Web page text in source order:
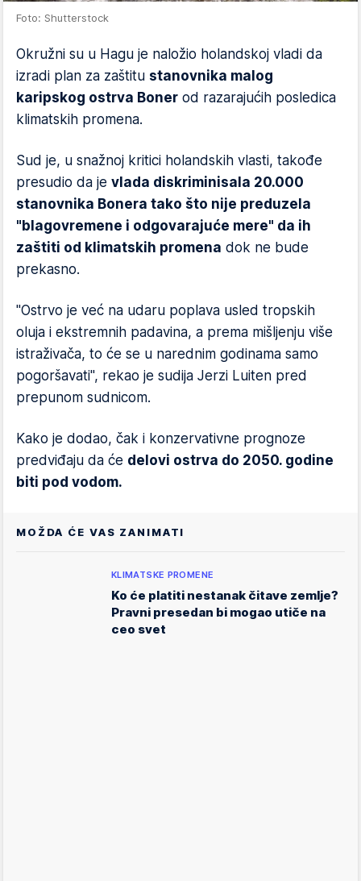
Foto: Shutterstock
Okružni su u Hagu je naložio holandskoj vladi da
izradi plan za zaštitu stanovnika malog
karipskog ostrva Boner od razarajućih posledica
klimatskih promena.
Sud je, u snažnoj kritici holandskih vlasti, takođe
presudio da je vlada diskriminisala 20.000
stanovnika Bonera tako što nije preduzela
"blagovremene i odgovarajuće mere" da ih
zaštiti od klimatskih promena dok ne bude
prekasno.
"Ostrvo je već na udaru poplava usled tropskih
oluja i ekstremnih padavina, a prema mišljenju više
istraživača, to će se u narednim godinama samo
pogoršavati", rekao je sudija Jerzi Luiten pred
prepunom sudnicom.
Kako je dodao, čak i konzervativne prognoze
predviđaju da će delovi ostrva do 2050. godine
biti pod vodom.
MOŽDA ĆE VAS ZANIMATI
KLIMATSKE PROMENE
Ko će platiti nestanak čitave zemlje?
Pravni presedan bi mogao utiče na
ceo svet